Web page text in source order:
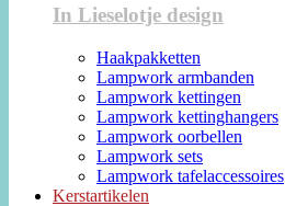
In Lieselotje design
Haakpakketten
Lampwork armbanden
Lampwork kettingen
Lampwork kettinghangers
Lampwork oorbellen
Lampwork sets
Lampwork tafelaccessoires
Kerstartikelen